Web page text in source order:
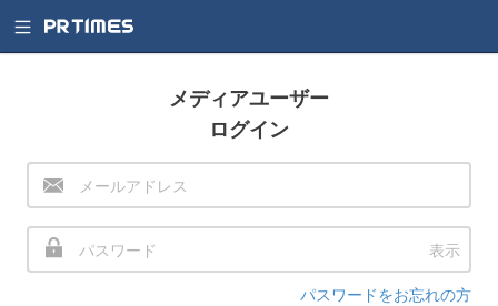
メディアユーザー
ログイン
表示
パスワードをお忘れの方